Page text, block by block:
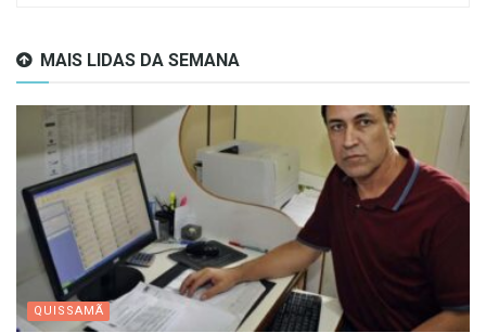
MAIS LIDAS DA SEMANA
QUISSAMÃ